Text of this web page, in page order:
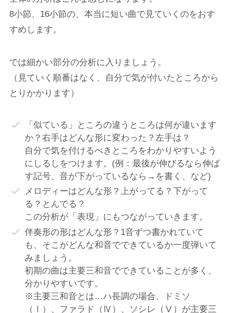
8小節、16小節の、本当に短い曲で見ていくのをおす
すめします。
では細かい部分の分析に入りましょう。
（見ていく順番はなく、自分で気が付いたところから
とりかかります）
「似ている」ところの違うところは何が違います
か？右手はどんな形に変わった？左手は？
自分で気を付けるべきところをわかりやすいよう
にしるしをつけます。(例：最後が伸びるなら伸ば
す記号、音が下がっているなら→を書く、など)
メロディーはどんな形？上がってる？下がって
る？とんでる？
この分析が「表現」にもつながっていきます。
伴奏形の形はどんな形？1音ずつ書かれていて
も、そこがどんな和音でできているか一度弾いて
みましょう。
初期の曲は主要三和音でできていることが多く、
分かりやすいです。
※主要三和音とは…ハ長調の場合、ドミソ
（Ⅰ）、ファラド（Ⅳ）、ソシレ（Ⅴ）が主要三